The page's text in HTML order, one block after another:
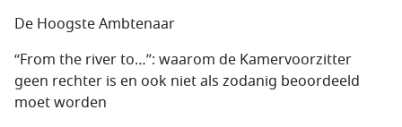
De Hoogste Ambtenaar
“From the river to…”: waarom de Kamervoorzitter
geen rechter is en ook niet als zodanig beoordeeld
moet worden